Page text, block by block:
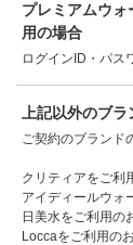
プレミアムウ
用の場合
ログインID・パス
上記以外のブ
ご契約のブランド
クリティアをご利
アイディールウォ
日美水をご利用の
Loccaをご利用の